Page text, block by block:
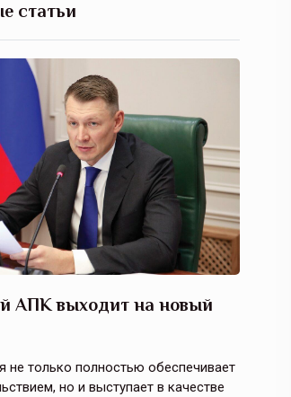
статьи
АПК выходит на новый
не только полностью обеспечивает
но и выступает в качестве